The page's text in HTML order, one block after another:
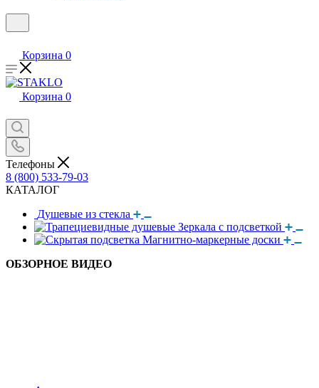
Корзина 0
Корзина 0
Телефоны
8 (800) 533-79-03
КАТАЛОГ
Душевые из стекла
Зеркала с подсветкой
Магнитно-маркерные доски
ОБЗОРНОЕ ВИДЕО